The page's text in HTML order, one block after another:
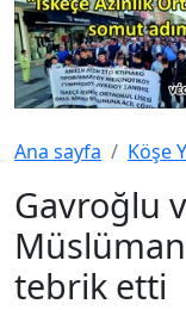
Ana sayfa Köşe
Gavroğlu
tebrik etti